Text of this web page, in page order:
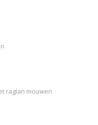
raglan mouwen